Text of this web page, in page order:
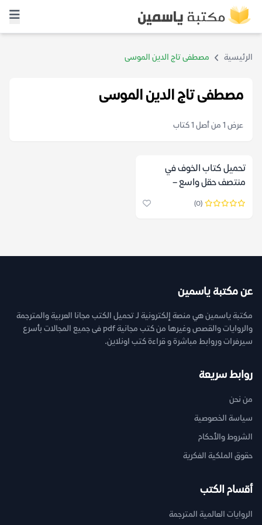
الرئيسية مصطفى تاج الدين الموسى
مصطفى تاج الدين الموسى
عرض 1 من أصل 1 كتاب
تحميل كتاب الخوف في
منتصف حقل واسع –
مصطفى تاج الدين الموسى
(0)
عن مكتبة ياسمين
مكتبة ياسمين هي منصة إلكترونية لـ تحميل الكتب مجانا العربية والمترجمة
والروايات والقصص وغيرها من كتب مجانية pdf فى جميع المجالات بأسرع
سيرفرات وروابط مباشرة و قراءة كتب اونلاين.
روابط سريعة
من نحن
سياسة الخصوصية
الشروط والأحكام
حقوق الملكية الفكرية
أقسام الكتب
الروايات العالمية المترجمة